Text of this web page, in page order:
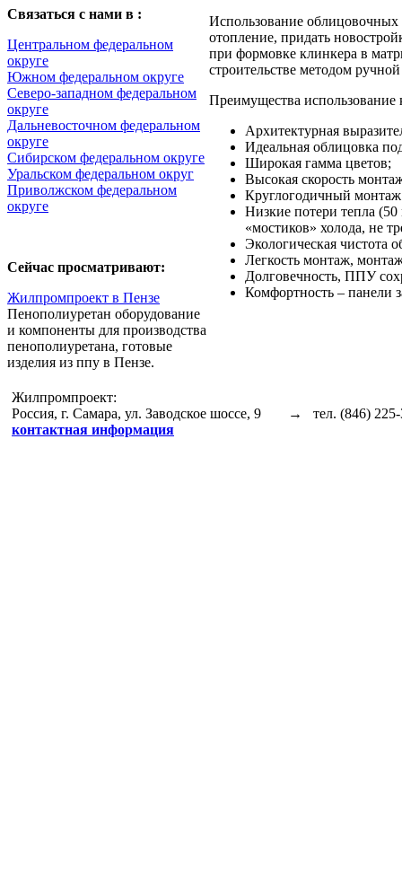
Связаться с нами в :
Центральном федеральном
округе
Южном федеральном округе
Северо-западном федеральном
округе
Дальневосточном федеральном
округе
Сибирском федеральном округе
Уральском федеральном округ
Приволжском федеральном
округе
Сейчас просматривают:
Жилпромпроект в Пензе
Пенополиуретан оборудование
и компоненты для производства
пенополиуретана, готовые
изделия из ппу в Пензе.
Использование облицовочных
отопление, придать
при формовке клинкера в
строительстве методом
Преимущества
Архитектурная
Идеальная облицовка
Широкая гамма цветов;
Высокая скорость
Круглогодичный
Низкие потери тепла
«мостиков» холода, не
Экологическая чистота
Легкость монтаж,
Долговечность, ППУ
Комфортность – панели
Жилпромпроект:
Россия, г. Самара, ул. Заводское шоссе, 9
→ тел. (846) 225-
контактная информация